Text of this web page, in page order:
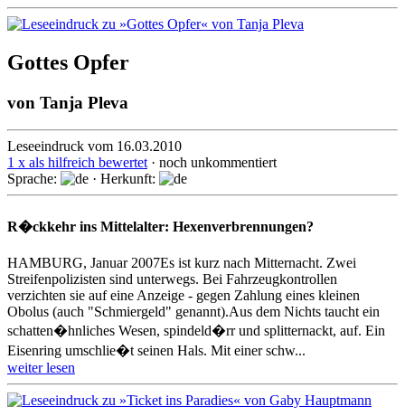
Gottes Opfer
von Tanja Pleva
Leseeindruck vom 16.03.2010
1 x als hilfreich bewertet · noch unkommentiert
Sprache:
· Herkunft:
R�ckkehr ins Mittelalter: Hexenverbrennungen?
HAMBURG, Januar 2007Es ist kurz nach Mitternacht. Zwei
Streifenpolizisten sind unterwegs. Bei Fahrzeugkontrollen
verzichten sie auf eine Anzeige - gegen Zahlung eines kleinen
Obolus (auch "Schmiergeld" genannt).Aus dem Nichts taucht ein
schatten�hnliches Wesen, spindeld�rr und splitternackt, auf. Ein
Eisenring umschlie�t seinen Hals. Mit einer schw...
weiter lesen